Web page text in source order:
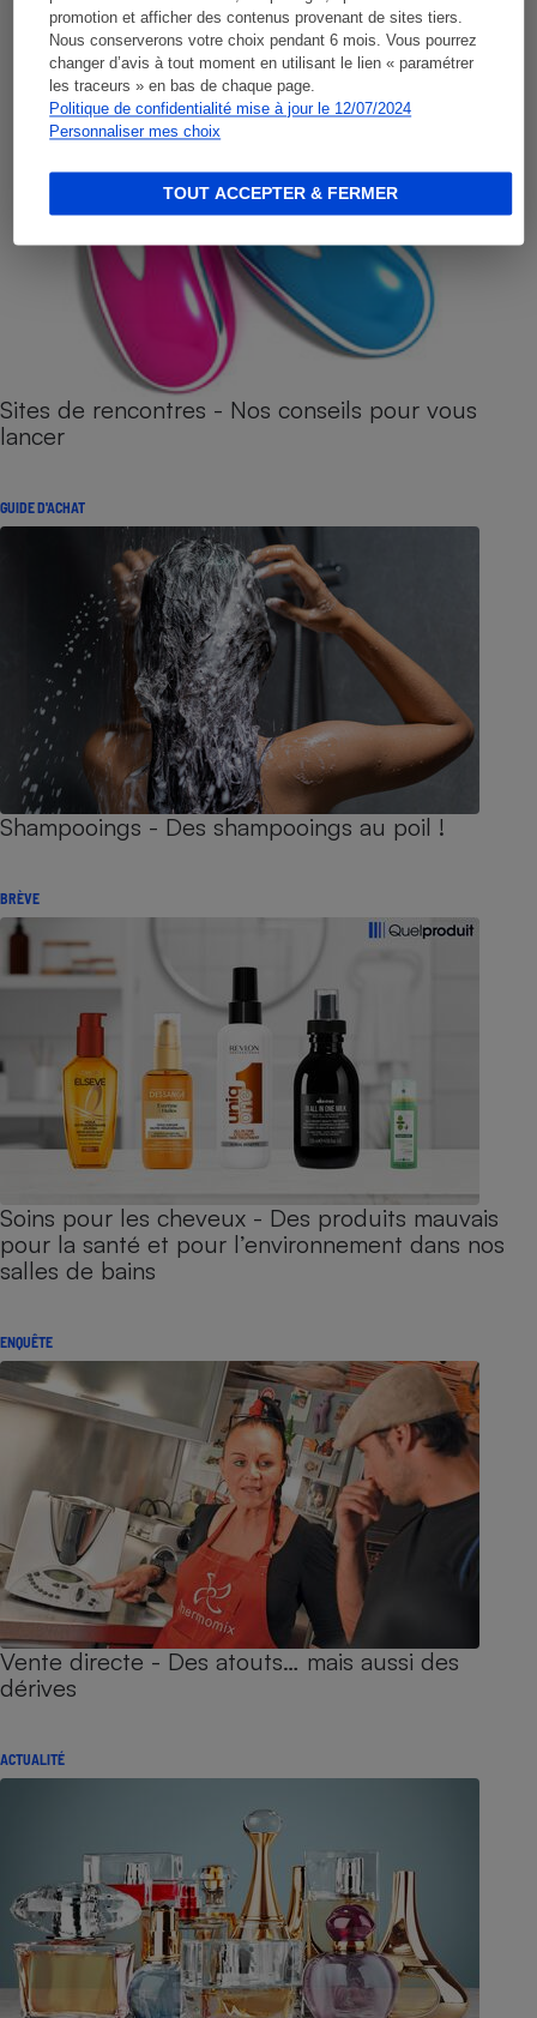
promotion et afficher des contenus provenant de sites tiers.
Nous conserverons votre choix pendant 6 mois. Vous pourrez
changer d’avis à tout moment en utilisant le lien « paramétrer
les traceurs » en bas de chaque page.
Politique de confidentialité mise à jour le 12/07/2024
Personnaliser mes choix
TOUT ACCEPTER & FERMER
Sites de rencontres - Nos conseils pour vous
lancer
GUIDE D'ACHAT
Shampooings - Des shampooings au poil !
BRÈVE
Soins pour les cheveux - Des produits mauvais
pour la santé et pour l’environnement dans nos
salles de bains
ENQUÊTE
Vente directe - Des atouts… mais aussi des
dérives
ACTUALITÉ